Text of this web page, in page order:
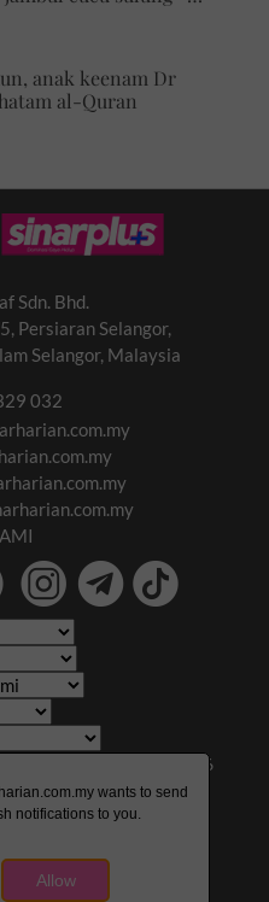
anak keenam Dr
al-Quran
Sdn. Bhd.
Persiaran Selangor,
Selangor, Malaysia
032
Karangkraf Group • © 2026
Kumpulan Karangkraf